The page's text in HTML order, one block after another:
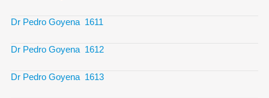
Dr Pedro Goyena 1611
Dr Pedro Goyena 1612
Dr Pedro Goyena 1613